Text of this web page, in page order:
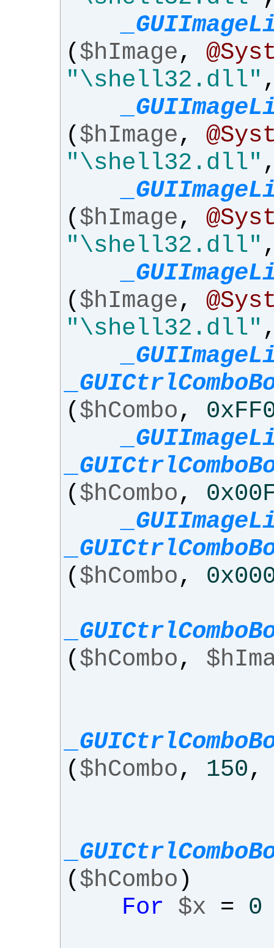
($hImage,
"\shell32.dll"
($hImage,
"\shell32.dll"
($hImage,
"\shell32.dll"
($hImage,
"\shell32.dll"
($hCombo,
($hCombo,
($hCombo,
($hCombo,
($hCombo, 150,
($hCombo )
For $x = 0